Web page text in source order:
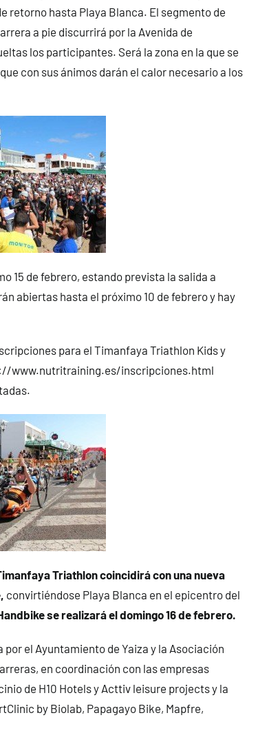
retorno hasta Playa Blanca. El segmento de
a pie discurrirá por la Avenida de
los participantes. Será la zona en la que se
con sus ánimos darán el calor necesario a los
15 de febrero, estando prevista la salida a
abiertas hasta el próximo 10 de febrero y hay
para el Timanfaya Triathlon Kids y
www.nutritraining.es/inscripciones.html
Triathlon coincidirá con una nueva
convirtiéndose Playa Blanca en el epicentro del
se realizará el domingo 16 de febrero.
el Ayuntamiento de Yaiza y la Asociación
en coordinación con las empresas
de H10 Hotels y Acttiv leisure projects y la
by Biolab, Papagayo Bike, Mapfre,